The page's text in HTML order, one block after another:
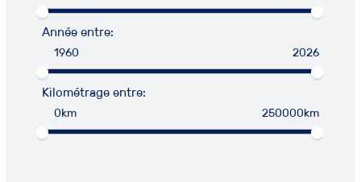
Année entre:
1960 2026
Kilométrage entre:
0km 250000km